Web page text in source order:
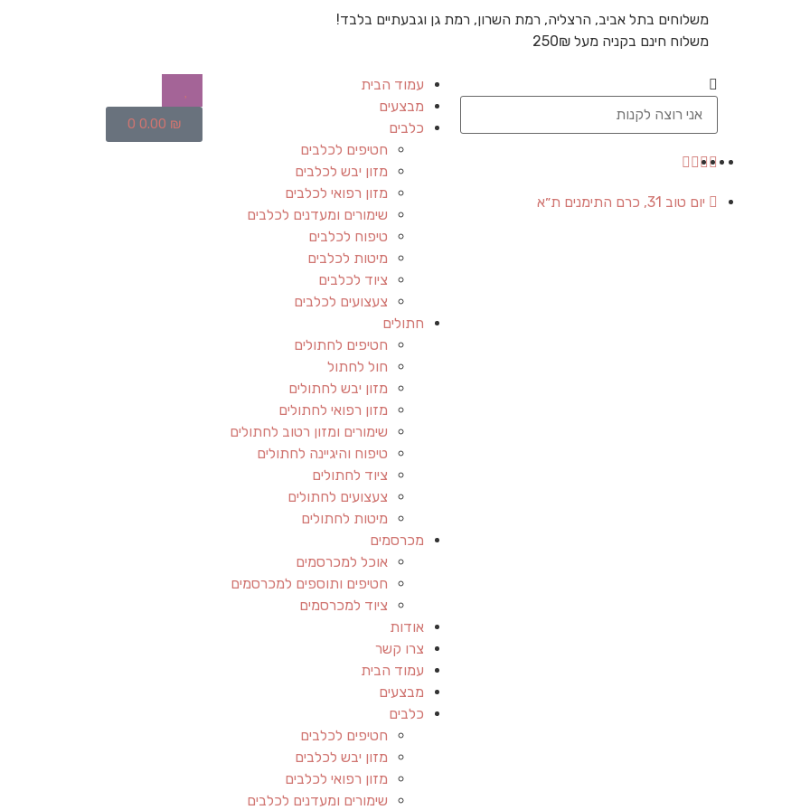
משלוחים בתל אביב, הרצליה, רמת השרון, רמת גן וגבעתיים בלבד!
משלוח חינם בקניה מעל 250₪
יום טוב 31, כרם התימנים ת״א
עמוד הבית
מבצעים
כלבים
חטיפים לכלבים
מזון יבש לכלבים
מזון רפואי לכלבים
שימורים ומעדנים לכלבים
טיפוח לכלבים
מיטות לכלבים
ציוד לכלבים
צעצועים לכלבים
חתולים
חטיפים לחתולים
חול לחתול
מזון יבש לחתולים
מזון רפואי לחתולים
שימורים ומזון רטוב לחתולים
טיפוח והיגיינה לחתולים
ציוד לחתולים
צעצועים לחתולים
מיטות לחתולים
מכרסמים
אוכל למכרסמים
חטיפים ותוספים למכרסמים
ציוד למכרסמים
אודות
צרו קשר
עמוד הבית
מבצעים
כלבים
חטיפים לכלבים
מזון יבש לכלבים
מזון רפואי לכלבים
שימורים ומעדנים לכלבים
0.00 ₪
0